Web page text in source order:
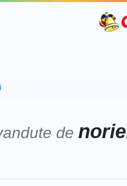
de